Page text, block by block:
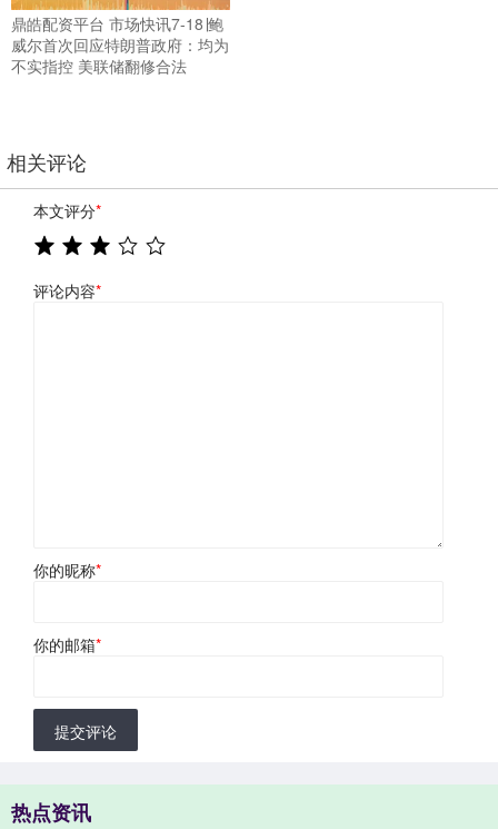
鼎皓配资平台 市场快讯7-18∣鲍
威尔首次回应特朗普政府：均为
不实指控 美联储翻修合法
相关评论
本文评分*
评论内容*
你的昵称*
你的邮箱*
提交评论
热点资讯